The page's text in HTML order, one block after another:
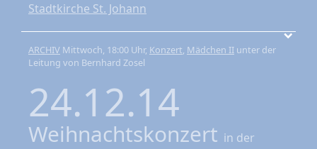
Stadtkirche St. Johann
ARCHIV Mittwoch, 18:00 Uhr, Konzert, Mädchen II unter der
Leitung von Bernhard Zosel
24.12.14
Weihnachtskonzert in der